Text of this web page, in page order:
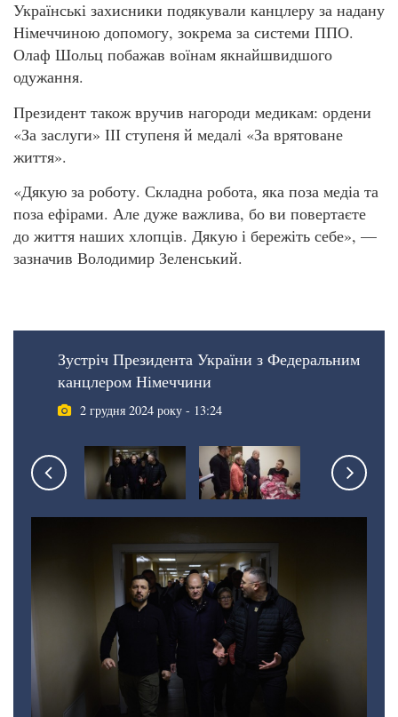
Українські захисники подякували канцлеру за надану
Німеччиною допомогу, зокрема за системи ППО.
Олаф Шольц побажав воїнам якнайшвидшого
одужання.
Президент також вручив нагороди медикам: ордени
«За заслуги» ІІІ ступеня й медалі «За врятоване
життя».
«Дякую за роботу. Складна робота, яка поза медіа та
поза ефірами. Але дуже важлива, бо ви повертаєте
до життя наших хлопців. Дякую і бережіть себе», —
зазначив Володимир Зеленський.
Зустріч Президента України з Федеральним
канцлером Німеччини
2 грудня 2024 року - 13:24